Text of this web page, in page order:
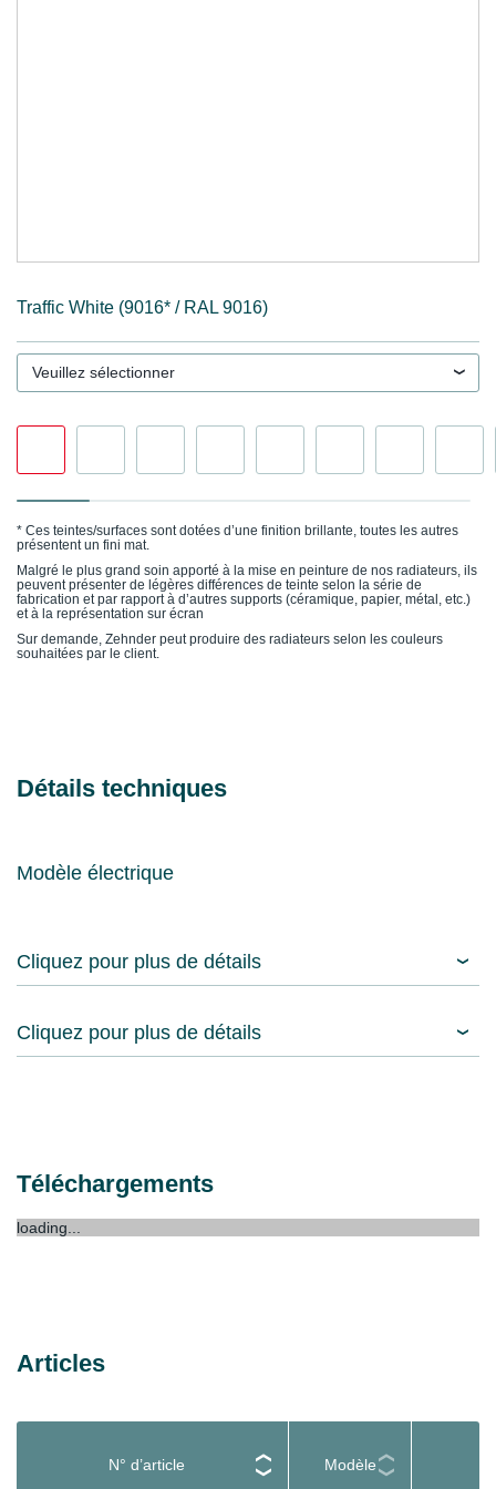
Traffic White (9016* / RAL 9016)
Veuillez sélectionner
* Ces teintes/surfaces sont dotées d’une finition brillante, toutes les autres
présentent un fini mat.
Malgré le plus grand soin apporté à la mise en peinture de nos radiateurs, ils
peuvent présenter de légères différences de teinte selon la série de
fabrication et par rapport à d’autres supports (céramique, papier, métal, etc.)
et à la représentation sur écran
Sur demande, Zehnder peut produire des radiateurs selon les couleurs
souhaitées par le client.
Détails techniques
Modèle électrique
Cliquez pour plus de détails
Cliquez pour plus de détails
Téléchargements
loading...
Articles
N° d’article Modèle